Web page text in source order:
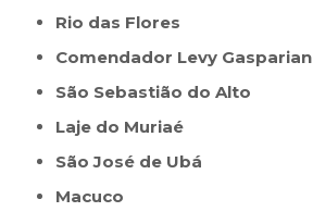
Rio das Flores
Comendador Levy Gasparian
São Sebastião do Alto
Laje do Muriaé
São José de Ubá
Macuco